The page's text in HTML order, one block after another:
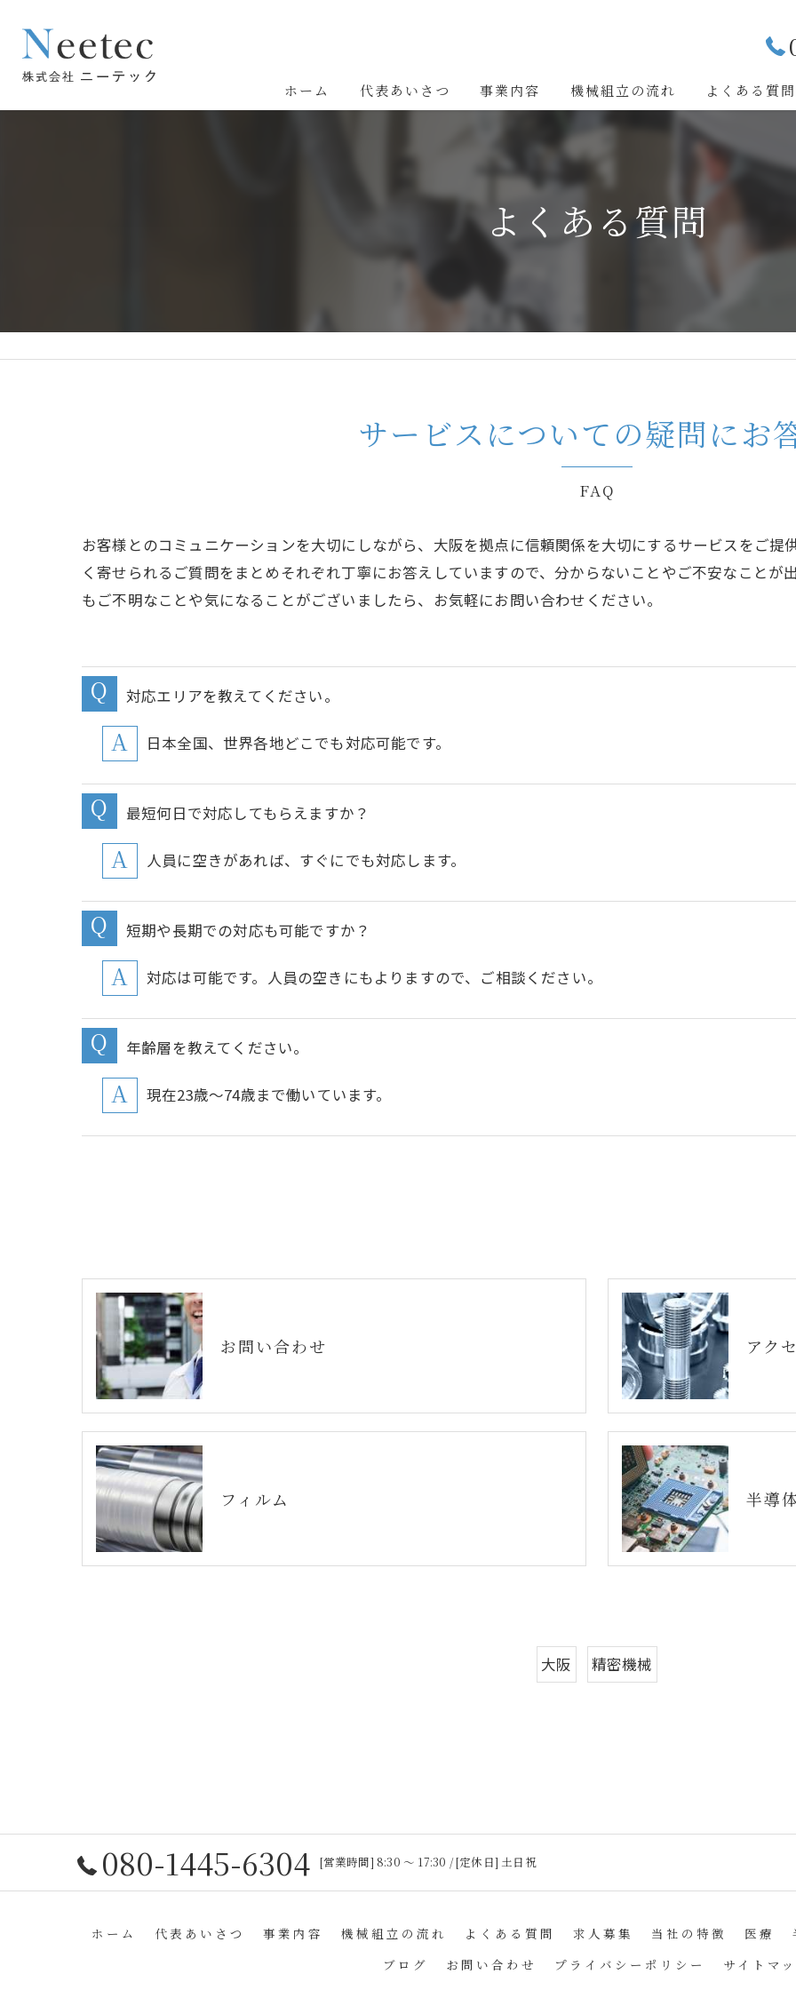
ホーム 代表あいさつ 事業内容 機械組立の流れ よくある質問
よくある質問
サービスについての疑問にお
FAQ
お客様とのコミュニケーションを大切にしながら、大阪を拠点に信頼関係を大切にするサービスをご提
く寄せられるご質問をまとめそれぞれ丁寧にお答えしていますので、分からないことやご不安なことが
もご不明なことや気になることがございましたら、お気軽にお問い合わせください。
対応エリアを教えてください。
日本全国、世界各地どこでも対応可能です。
最短何日で対応してもらえますか？
人員に空きがあれば、すぐにでも対応します。
短期や長期での対応も可能ですか？
対応は可能です。人員の空きにもよりますので、ご相談ください。
年齢層を教えてください。
現在23歳～74歳まで働いています。
お問い合わせ アク
フィルム 半導
大阪 精密機械
080-1445-6304 [営業時間] 8:30 〜 17:30 / [定休日] 土日祝
ホーム 代表あいさつ 事業内容 機械組立の流れ よくある質問 求人募集 当社の特徴 医療
ブログ
お問い合わせ プライバシーポリシー サイトマ